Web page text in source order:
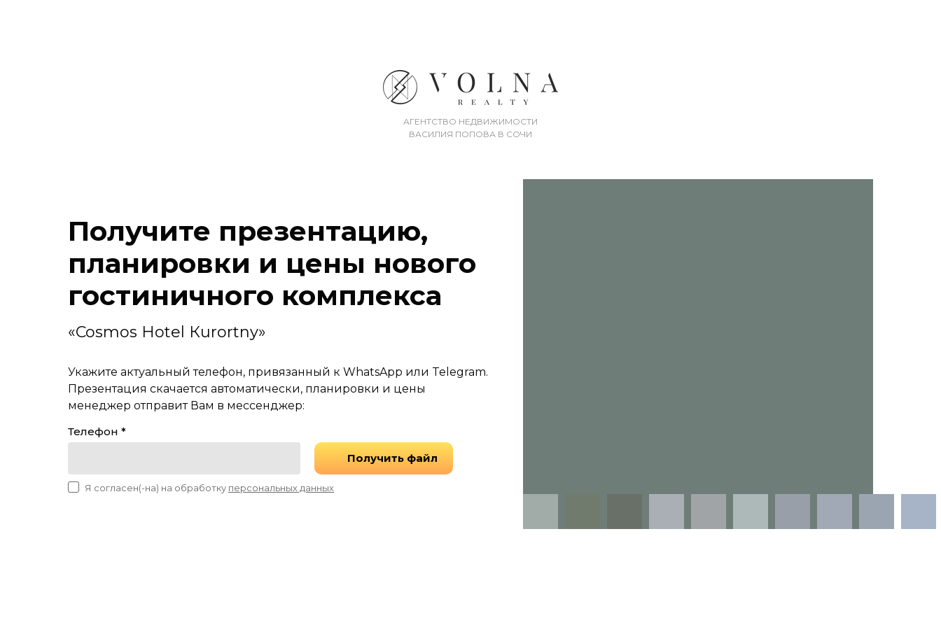
АГЕНТСТВО НЕДВИЖИМОСТИ
ВАСИЛИЯ ПОПОВА В СОЧИ
Получите презентацию,
планировки и цены нового
гостиничного комплекса
«Cosmos Hotel Кurortny»
Укажите актуальный телефон, привязанный к WhatsApp или Telegram.
Презентация скачается автоматически, планировки и цены
менеджер отправит Вам в мессенджер:
Телефон *
Получить файл
Я согласен(-на) на обработку персональных данных